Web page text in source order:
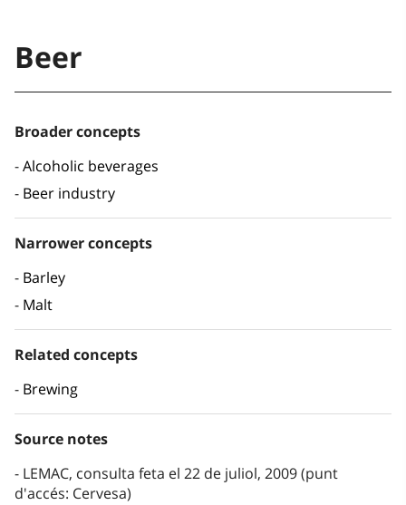
Beer
Broader concepts
Alcoholic beverages
Beer industry
Narrower concepts
Barley
Malt
Related concepts
Brewing
Source notes
LEMAC, consulta feta el 22 de juliol, 2009 (punt
d'accés: Cervesa)